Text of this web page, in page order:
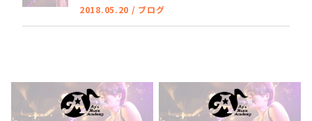
2018.05.20 / ブログ